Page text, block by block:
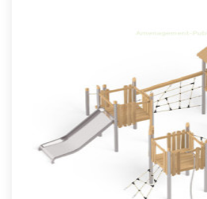
Structure Multi-
La combinaison 4 tours Robinox
activités pour aire de jeux
Associa..
Offre